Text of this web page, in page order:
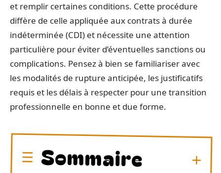
et remplir certaines conditions. Cette procédure
diffère de celle appliquée aux contrats à durée
indéterminée (CDI) et nécessite une attention
particulière pour éviter d’éventuelles sanctions ou
complications. Pensez à bien se familiariser avec
les modalités de rupture anticipée, les justificatifs
requis et les délais à respecter pour une transition
professionnelle en bonne et due forme.
Sommaire